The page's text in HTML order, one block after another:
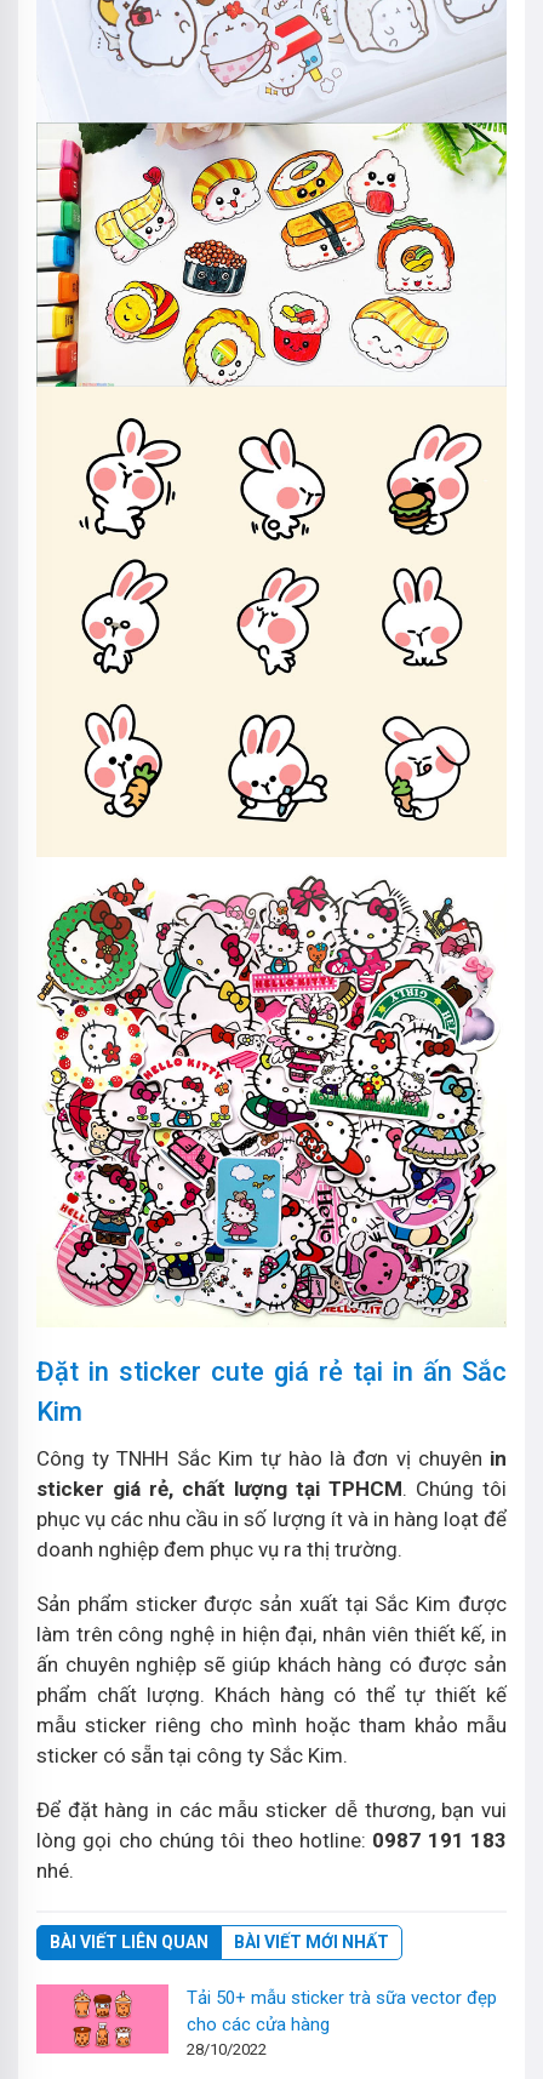
Đặt in sticker cute giá rẻ tại in ấn Sắc
Kim
Công ty TNHH Sắc Kim tự hào là đơn vị chuyên in
sticker giá rẻ, chất lượng tại TPHCM. Chúng tôi
phục vụ các nhu cầu in số lượng ít và in hàng loạt để
doanh nghiệp đem phục vụ ra thị trường.
Sản phẩm sticker được sản xuất tại Sắc Kim được
làm trên công nghệ in hiện đại, nhân viên thiết kế, in
ấn chuyên nghiệp sẽ giúp khách hàng có được sản
phẩm chất lượng. Khách hàng có thể tự thiết kế
mẫu sticker riêng cho mình hoặc tham khảo mẫu
sticker có sẵn tại công ty Sắc Kim.
Để đặt hàng in các mẫu sticker dễ thương, bạn vui
lòng gọi cho chúng tôi theo hotline: 0987 191 183
nhé.
BÀI VIẾT LIÊN QUAN BÀI VIẾT MỚI NHẤT
Tải 50+ mẫu sticker trà sữa vector đẹp
cho các cửa hàng
28/10/2022